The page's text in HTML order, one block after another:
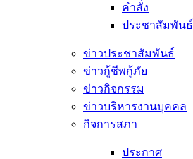
คำสั่ง
ประชาสัมพันธ์
ข่าวประชาสัมพันธ์
ข่าวกู้ชีพกู้ภัย
ข่าวกิจกรรม
ข่าวบริหารงานบุคคล
กิจการสภา
ประกาศ